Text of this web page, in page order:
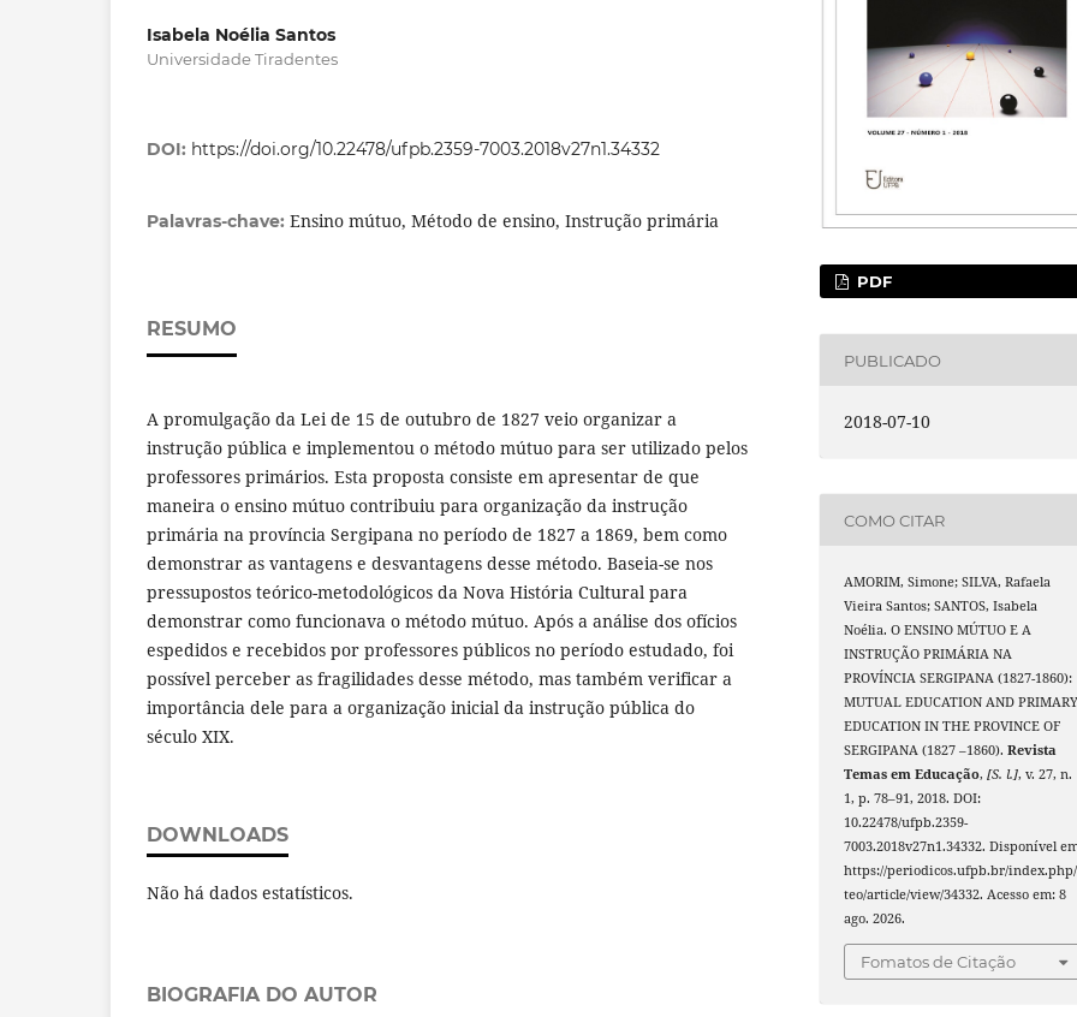
Isabela Noélia Santos
Universidade Tiradentes
DOI: https://doi.org/10.22478/ufpb.2359-7003.2018v27n1.34332
Palavras-chave: Ensino mútuo, Método de ensino, Instrução primária
RESUMO
A promulgação da Lei de 15 de outubro de 1827 veio organizar a
instrução pública e implementou o método mútuo para ser utilizado pelos
professores primários. Esta proposta consiste em apresentar de que
maneira o ensino mútuo contribuiu para organização da instrução
primária na província Sergipana no período de 1827 a 1869, bem como
demonstrar as vantagens e desvantagens desse método. Baseia-se nos
pressupostos teórico-metodológicos da Nova História Cultural para
demonstrar como funcionava o método mútuo. Após a análise dos ofícios
espedidos e recebidos por professores públicos no período estudado, foi
possível perceber as fragilidades desse método, mas também verificar a
importância dele para a organização inicial da instrução pública do
século XIX.
DOWNLOADS
Não há dados estatísticos.
BIOGRAFIA DO AUTOR
PDF
PUBLICADO
2018-07-10
COMO CITAR
AMORIM, Simone; SILVA, Rafaela
Vieira Santos; SANTOS, Isabela
Noélia. O ENSINO MÚTUO E A
INSTRUÇÃO PRIMÁRIA NA
PROVÍNCIA SERGIPANA (1827-1860):
MUTUAL EDUCATION AND
EDUCATION IN THE PROVINCE OF
SERGIPANA (1827 –1860).Revista
Temas em Educação,[S. l.], v. 27, n.
1, p. 78–91, 2018. DOI:
10.22478/ufpb.2359-
7003.2018v27n1.34332. Disponível
https://periodicos.ufpb.br/
teo/article/view/34332. Acesso em: 8
ago. 2026.
Fomatos de Citação